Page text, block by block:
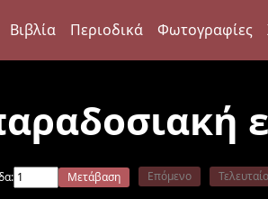
Βιβλία Περιοδικά Φωτογραφίες
Μετάβαση Επόμενο Τελευταίο